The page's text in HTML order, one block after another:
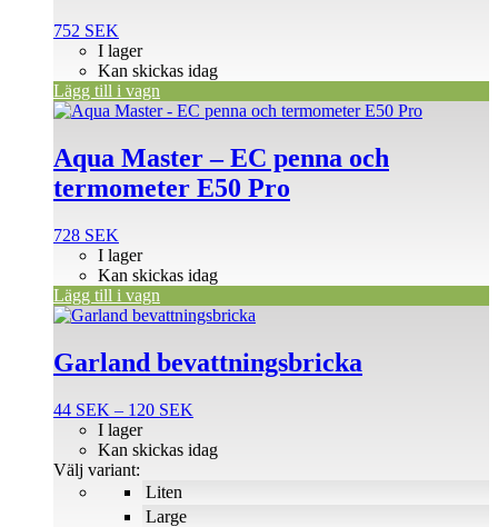
752 SEK
I lager
Kan skickas idag
Lägg till i vagn
Aqua Master – EC penna och
termometer E50 Pro
728 SEK
I lager
Kan skickas idag
Lägg till i vagn
Garland bevattningsbricka
44 SEK – 120 SEK
till
Liten
Large
I lager
Kan skickas idag
Välj variant:
Den
produkten
har
varianter.
olika
alternativen